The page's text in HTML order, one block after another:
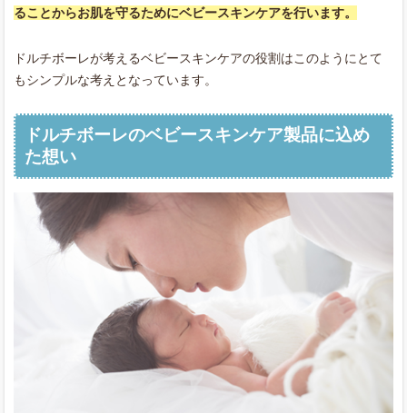
ることからお肌を守るためにベビースキンケアを行います。
ドルチボーレが考えるベビースキンケアの役割はこのようにとて
もシンプルな考えとなっています。
ドルチボーレのベビースキンケア製品に込め
た想い